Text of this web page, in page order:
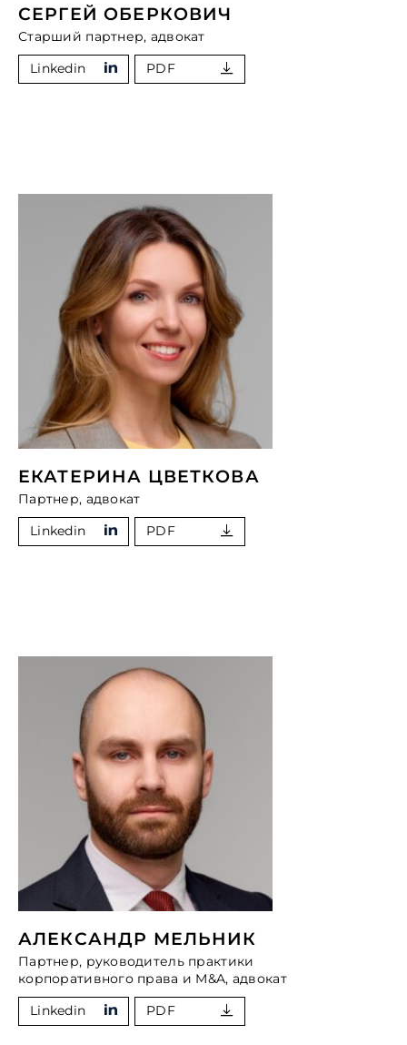
СЕРГЕЙ ОБЕРКОВИЧ
Старший партнер, адвокат
Linkedin
PDF
ЕКАТЕРИНА ЦВЕТКОВА
Партнер, адвокат
Linkedin
PDF
АЛЕКСАНДР МЕЛЬНИК
Партнер, руководитель практики
корпоративного права и M&A, адвокат
Linkedin
PDF